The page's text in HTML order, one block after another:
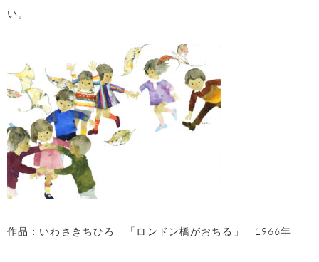
い。
作品：いわさきちひろ 「ロンドン橋がおちる」 1966年